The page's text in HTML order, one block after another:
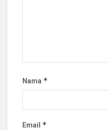
Nama *
Email *